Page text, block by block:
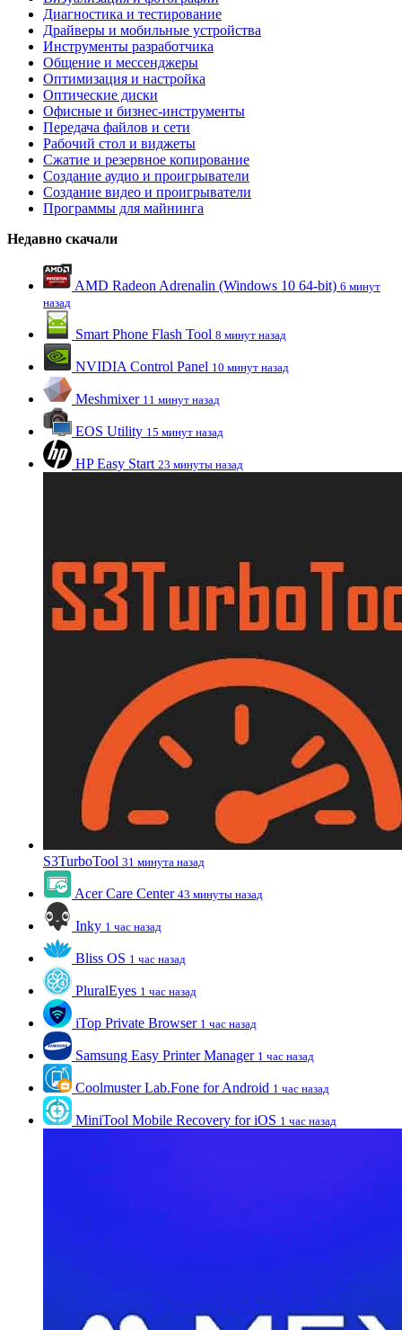
Диагностика и тестирование
Драйверы и мобильные устройства
Инструменты разработчика
Общение и мессенджеры
Оптимизация и настройка
Оптические диски
Офисные и бизнес-инструменты
Передача файлов и сети
Рабочий стол и виджеты
Сжатие и резервное копирование
Создание аудио и проигрыватели
Создание видео и проигрыватели
Программы для майнинга
Недавно скачали
AMD Radeon Adrenalin (Windows 10 64-bit) 6 минут
назад
Smart Phone Flash Tool 8 минут назад
NVIDIA Control Panel 10 минут назад
Meshmixer 11 минут назад
EOS Utility 15 минут назад
HP Easy Start 23 минуты назад
S3TurboTool 31 минута назад
Acer Care Center 43 минуты назад
Inky 1 час назад
Bliss OS 1 час назад
PluralEyes 1 час назад
iTop Private Browser 1 час назад
Samsung Easy Printer Manager 1 час назад
Coolmuster Lab.Fone for Android 1 час назад
MiniTool Mobile Recovery for iOS 1 час назад